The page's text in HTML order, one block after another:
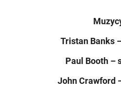
Tristan Banks
Paul Booth –
John Crawford